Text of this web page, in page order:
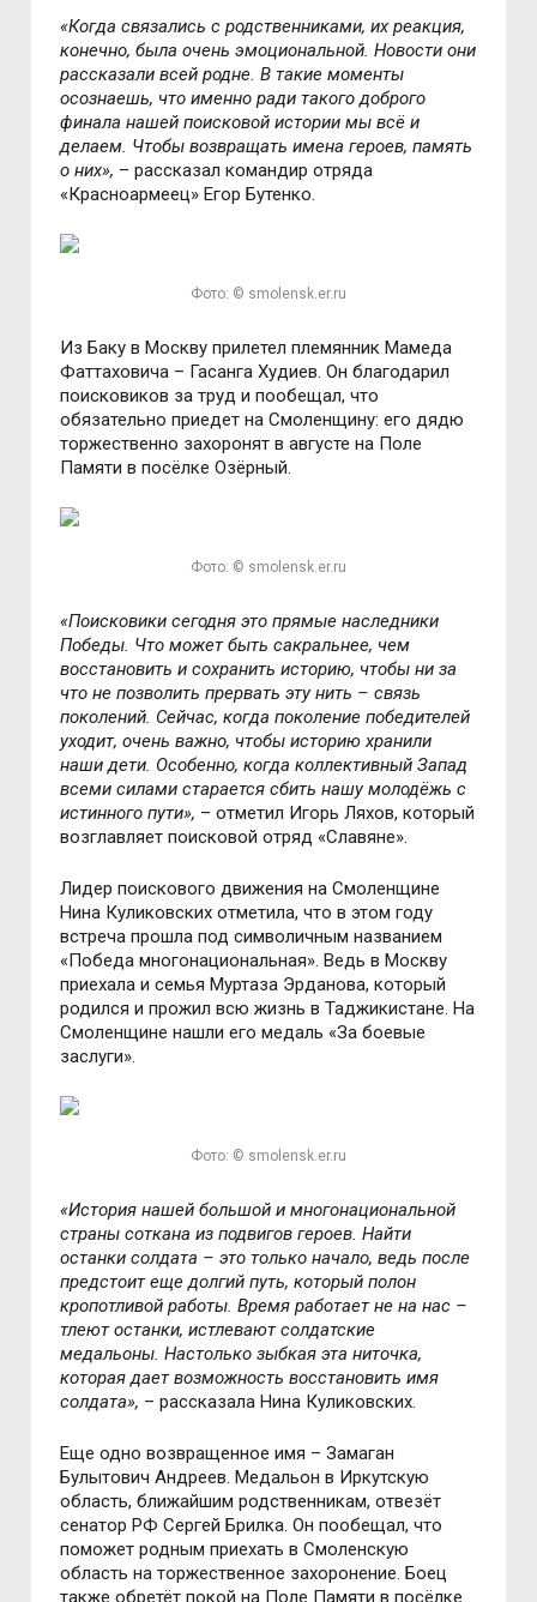
«Когда связались с родственниками, их реакция,
конечно, была очень эмоциональной. Новости они
рассказали всей родне. В такие моменты
осознаешь, что именно ради такого доброго
финала нашей поисковой истории мы всё и
делаем. Чтобы возвращать имена героев, память
о них», – рассказал командир отряда
«Красноармеец» Егор Бутенко.
Фото: © smolensk.er.ru
Из Баку в Москву прилетел племянник Мамеда
Фаттаховича – Гасанга Худиев. Он благодарил
поисковиков за труд и пообещал, что
обязательно приедет на Смоленщину: его дядю
торжественно захоронят в августе на Поле
Памяти в посёлке Озёрный.
Фото: © smolensk.er.ru
«Поисковики сегодня это прямые наследники
Победы. Что может быть сакральнее, чем
восстановить и сохранить историю, чтобы ни за
что не позволить прервать эту нить – связь
поколений. Сейчас, когда поколение победителей
уходит, очень важно, чтобы историю хранили
наши дети. Особенно, когда коллективный Запад
всеми силами старается сбить нашу молодёжь с
истинного пути», – отметил Игорь Ляхов, который
возглавляет поисковой отряд «Славяне».
Лидер поискового движения на Смоленщине
Нина Куликовских отметила, что в этом году
встреча прошла под символичным названием
«Победа многонациональная». Ведь в Москву
приехала и семья Муртаза Эрданова, который
родился и прожил всю жизнь в Таджикистане. На
Смоленщине нашли его медаль «За боевые
заслуги».
Фото: © smolensk.er.ru
«История нашей большой и многонациональной
страны соткана из подвигов героев. Найти
останки солдата – это только начало, ведь после
предстоит еще долгий путь, который полон
кропотливой работы. Время работает не на нас –
тлеют останки, истлевают солдатские
медальоны. Настолько зыбкая эта ниточка,
которая дает возможность восстановить имя
солдата», – рассказала Нина Куликовских.
Еще одно возвращенное имя – Замаган
Булытович Андреев. Медальон в Иркутскую
область, ближайшим родственникам, отвезёт
сенатор РФ Сергей Брилка. Он пообещал, что
поможет родным приехать в Смоленскую
область на торжественное захоронение. Боец
также обретёт покой на Поле Памяти в посёлке